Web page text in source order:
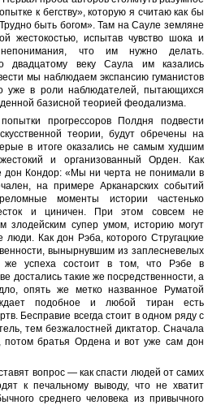
к бегству», которую я считаю как бы
быть богом». Там на Сауле земляне
жестокостью, испытав чувство шока и
что им нужно делать.
двадцатому веку Саула им казались
мы наблюдаем экспансию гуманистов
уже в роли наблюдателей, пытающихся
базисной теорией феодализма.
прогрессоров Полдня подвести
теории, будут обречены на
в итоге оказались не самым худшим
и организованный Орден. Как
дон Кондор: «Мы ни черта не понимали в
на примере Арканарских событий
моменты истории частенько
и циничен. При этом совсем не
злодейским супер умом, историю могут
Как дон Рэба, которого Стругацкие
вынырнувшим из заплесневелых
же успеха состоит в том, что Рэбе в
достались такие же посредственности, а
опять же метко названное Руматой
подобное и любой тиран есть
Бесправие всегда стоит в одном ряду с
тем безжалостней диктатор. Сначала
потом братья Ордена и вот уже сам дон
вопрос — как спасти людей от самих
к печальному выводу, что не хватит
среднего человека из привычного